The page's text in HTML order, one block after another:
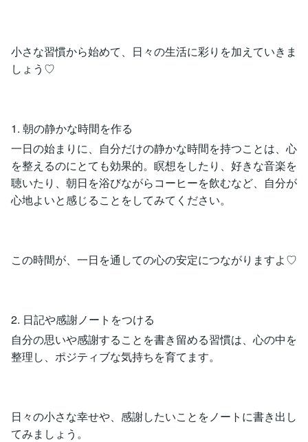
小さな習慣から始めて、日々の生活に彩りを加えていきま
しょう♡
1. 朝の静かな時間を作る
一日の始まりに、自分だけの静かな時間を持つことは、心
を整えるのにとても効果的。瞑想をしたり、好きな音楽を
聴いたり、朝日を浴びながらコーヒーを飲むなど、自分が
心地よいと感じることをしてみてください。
この時間が、一日を通しての心の安定につながりますよ♡
2. 日記や感謝ノートをつける
自分の思いや感謝することを書き留める習慣は、心の中を
整理し、ポジティブな気持ちを育てます。
日々の小さな幸せや、感謝したいことをノートに書き出し
てみましょう。